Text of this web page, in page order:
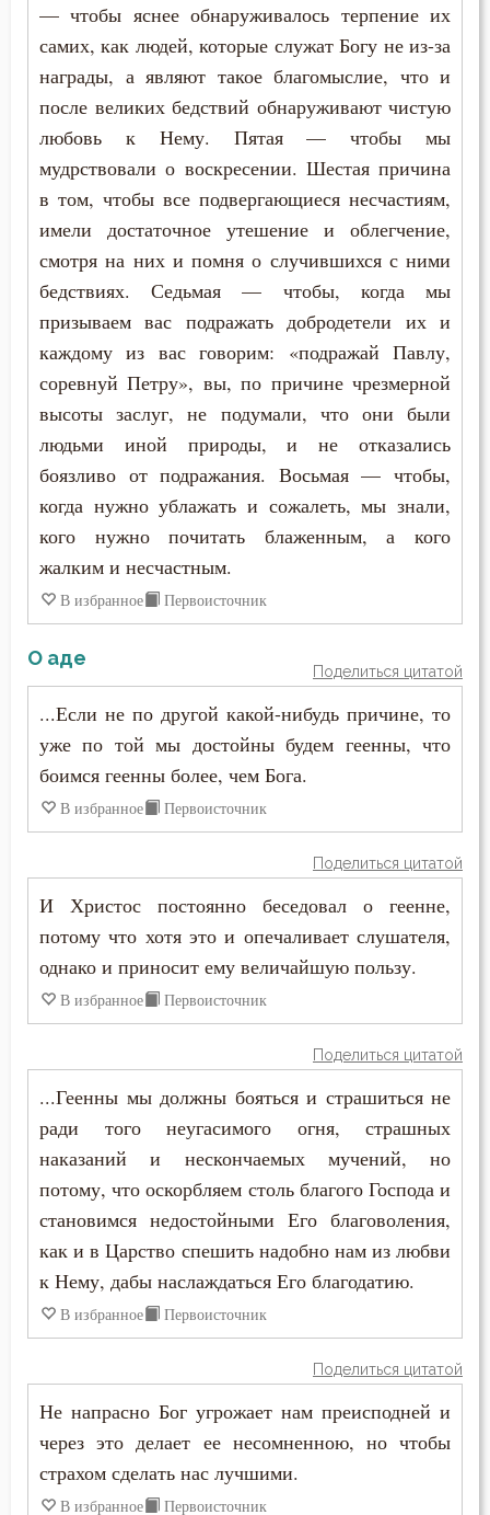
Пророчество
Прошение
Псалтирь
Работа
Рабство телесное
Развлечение
Раздражительность
Разум
Раскаяние
Ревность по Богу
Решимость
Родители
Рождество
Роскошь
Самолюбие
Самомнение
Свобода
Свобода воли
Священники
Священное Писание
Сердце
Сквернословие
Скорбь
— чтобы яснее обнаруживалось терпение их
самих, как людей, которые служат Богу не из-за
награды, а являют такое благомыслие, что и
после великих бедствий обнаруживают чистую
любовь к Нему. Пятая — чтобы мы
мудрствовали о воскресении. Шестая причина
в том, чтобы все подвергающиеся несчастиям,
имели достаточное утешение и облегчение,
смотря на них и помня о случившихся с ними
бедствиях. Седьмая — чтобы, когда мы
призываем вас подражать добродетели их и
каждому из вас говорим: «подражай Павлу,
соревнуй Петру», вы, по причине чрезмерной
высоты заслуг, не подумали, что они были
людьми иной природы, и не отказались
боязливо от подражания. Восьмая — чтобы,
когда нужно ублажать и сожалеть, мы знали,
кого нужно почитать блаженным, а кого
жалким и несчастным.
В избранное Первоисточник
О аде
Поделиться цитатой
...Если не по другой какой-нибудь причине, то
уже по той мы достойны будем геенны, что
боимся геенны более, чем Бога.
В избранное Первоисточник
Поделиться цитатой
И Христос постоянно беседовал о геенне,
потому что хотя это и опечаливает слушателя,
однако и приносит ему величайшую пользу.
В избранное Первоисточник
Поделиться цитатой
...Геенны мы должны бояться и страшиться не
ради того неугасимого огня, страшных
наказаний и нескончаемых мучений, но
потому, что оскорбляем столь благого Господа и
становимся недостойными Его благоволения,
как и в Царство спешить надобно нам из любви
к Нему, дабы наслаждаться Его благодатию.
В избранное Первоисточник
Поделиться цитатой
Не напрасно Бог угрожает нам преисподней и
через это делает ее несомненною, но чтобы
страхом сделать нас лучшими.
В избранное Первоисточник